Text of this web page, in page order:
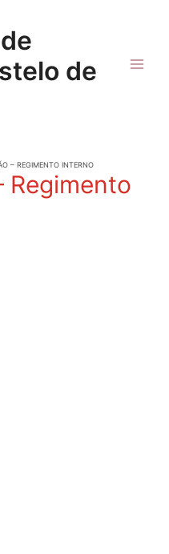
de
– REGIMENTO INTERNO
Regimento